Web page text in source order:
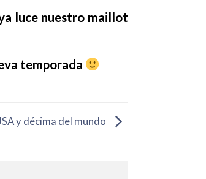
luce nuestro maillot
temporada
y décima del mundo